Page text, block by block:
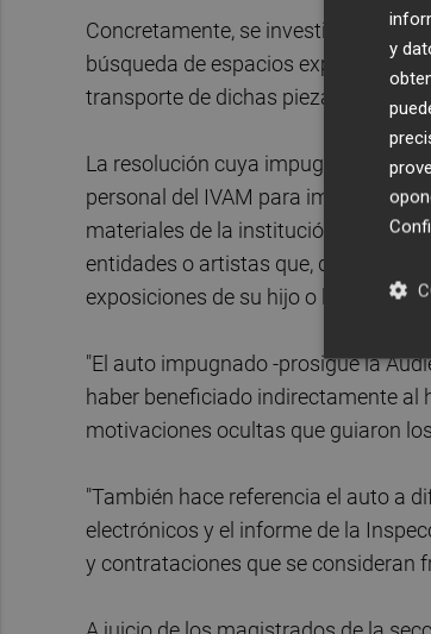
Concretamente, se investiga la
búsqueda de espacios expositivos
transporte de dichas piezas.
La resolución cuya impugnación ha
personal del IVAM para impulsar la
materiales de la institución,
entidades o artistas que, de forma
exposiciones de su hijo o la edición
"El auto impugnado -prosigue la
haber beneficiado indirectamente al
motivaciones ocultas que guiaron
"También hace referencia el auto a
electrónicos y el informe de la
y contrataciones que se consideran
y